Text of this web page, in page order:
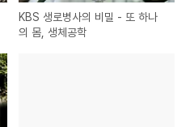
KBS 생로병사의 비밀 - 또 하나
의 몸, 생체공학